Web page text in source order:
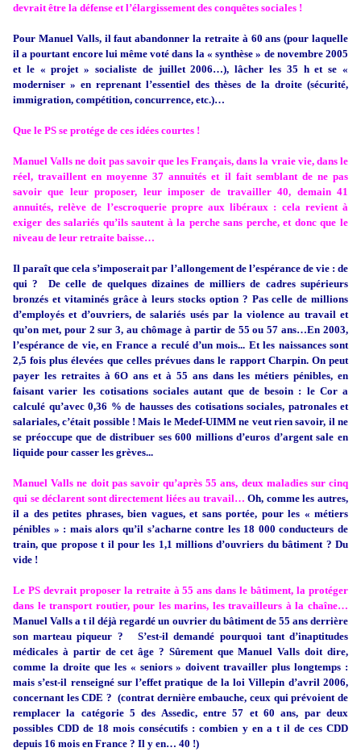
devrait être la défense et l’élargissement des conquêtes sociales !
Pour Manuel Valls, il faut abandonner la retraite à 60 ans (pour laquelle
il a pourtant encore lui même voté dans la « synthèse » de novembre 2005
et le « projet » socialiste de juillet 2006…), lâcher les 35 h et se «
moderniser » en reprenant l’essentiel des thèses de la droite (sécurité,
immigration, compétition, concurrence, etc.)…
Que le PS se protége de ces idées courtes !
Manuel Valls ne doit pas savoir que les Français, dans la vraie vie, dans le
réel, travaillent en moyenne 37 annuités et il fait semblant de ne pas
savoir que leur proposer, leur imposer de travailler 40, demain 41
annuités, relève de l’escroquerie propre aux libéraux : cela revient à
exiger des salariés qu’ils sautent à la perche sans perche, et donc que le
niveau de leur retraite baisse…
Il paraît que cela s’imposerait par l’allongement de l’espérance de vie : de
qui ? De celle de quelques dizaines de milliers de cadres supérieurs
bronzés et vitaminés grâce à leurs stocks option ? Pas celle de millions
d’employés et d’ouvriers, de salariés usés par la violence au travail et
qu’on met, pour 2 sur 3, au chômage à partir de 55 ou 57 ans…En 2003,
l’espérance de vie, en France a reculé d’un mois... Et les naissances sont
2,5 fois plus élevées que celles prévues dans le rapport Charpin. On peut
payer les retraites à 6O ans et à 55 ans dans les métiers pénibles, en
faisant varier les cotisations sociales autant que de besoin : le Cor a
calculé qu’avec 0,36 % de hausses des cotisations sociales, patronales et
salariales, c’était possible ! Mais le Medef-UIMM ne veut rien savoir, il ne
se préoccupe que de distribuer ses 600 millions d’euros d’argent sale en
liquide pour casser les grèves...
Manuel Valls ne doit pas savoir qu’après 55 ans, deux maladies sur cinq
qui se déclarent sont directement liées au travail… Oh, comme les autres,
il a des petites phrases, bien vagues, et sans portée, pour les « métiers
pénibles » : mais alors qu’il s’acharne contre les 18 000 conducteurs de
train, que propose t il pour les 1,1 millions d’ouvriers du bâtiment ? Du
vide !
Le PS devrait proposer la retraite à 55 ans dans le bâtiment, la protéger
dans le transport routier, pour les marins, les travailleurs à la chaîne…
Manuel Valls a t il déjà regardé un ouvrier du bâtiment de 55 ans derrière
son marteau piqueur ? S’est-il demandé pourquoi tant d’inaptitudes
médicales à partir de cet âge ? Sûrement que Manuel Valls doit dire,
comme la droite que les « seniors » doivent travailler plus longtemps :
mais s’est-il renseigné sur l’effet pratique de la loi Villepin d’avril 2006,
concernant les CDE ? (contrat dernière embauche, ceux qui prévoient de
remplacer la catégorie 5 des Assedic, entre 57 et 60 ans, par deux
possibles CDD de 18 mois consécutifs : combien y en a t il de ces CDD
depuis 16 mois en France ? Il y en… 40 !)